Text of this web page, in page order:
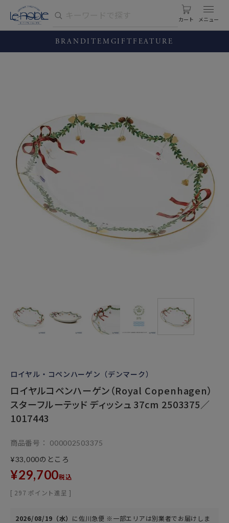
カート
BRANDITEM GIFT FEATURE
ロイヤル・コペンハーゲン（デンマーク）
ロイヤルコペンハーゲン（Royal Copenhagen）
スターフルーテッド ディッシュ 37cm 2503375／
1017443
商品番号
000002503375
¥33,000のところ
¥29,700税込
[ 297 ポイント進呈 ]
2026/08/19（水） に佐川急便 ※一部エリアは別業者でお届けしま